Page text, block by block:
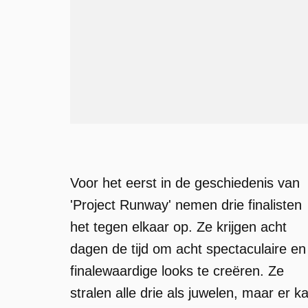
Voor het eerst in de geschiedenis van
'Project Runway' nemen drie finalisten
het tegen elkaar op. Ze krijgen acht
dagen de tijd om acht spectaculaire en
finalewaardige looks te creëren. Ze
stralen alle drie als juwelen, maar er